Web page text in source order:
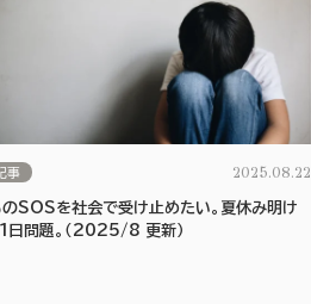
事 2025.08.22
SOSを社会で受け止めたい。夏休み明け
日問題。（2025/8 更新）